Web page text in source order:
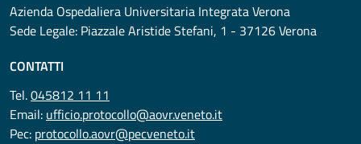
Azienda Ospedaliera Universitaria Integrata Verona
Sede Legale: Piazzale Aristide Stefani, 1 - 37126 Verona
CONTATTI
Tel.045812 11 11
Email: ufficio.protocollo@aovr.veneto.it
Pec: protocollo.aovr@pecveneto.it